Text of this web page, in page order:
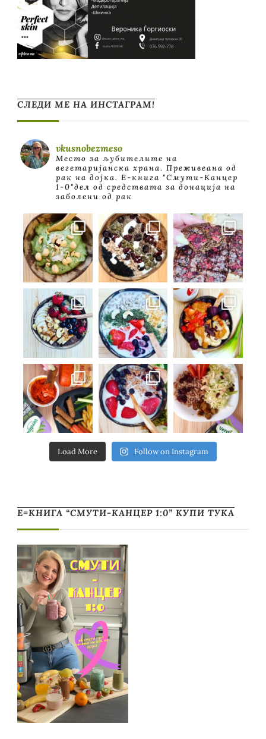
СЛЕДИ МЕ НА ИНСТАГРАМ!
vkusnobezmeso
Место за љубителите на
вегетаријанска храна. Преживеана од
рак на дојка. E-книга "Смути-Канцер
1-0"дел од средствата за донација на
заболени од рак
Load More Follow on Instagram
Е=КНИГА “СМУТИ-КАНЦЕР 1:0” КУПИ ТУКА